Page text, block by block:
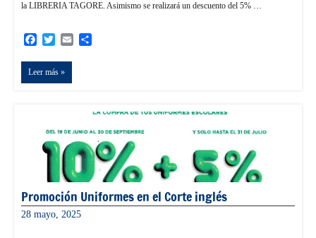
la LIBRERIA TAGORE. Asimismo se realizará un descuento del 5% …
FacebookTwitterEmail
Leer más
Promoción Uniformes en el Corte inglés
28 mayo, 2025